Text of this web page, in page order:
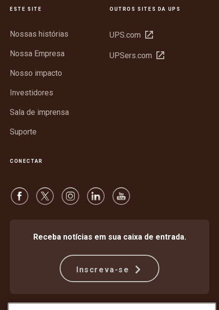
ESTE SITE
Nossas histórias
Nossa Empresa
Nosso impacto
Investidores
Sala de imprensa
Suporte
OUTROS SITES DA UPS
UPS.com Abrir
nova
UPSers.com Abrir
CONECTAR
Receba notícias em sua caixa de entrada.
Inscreva-se